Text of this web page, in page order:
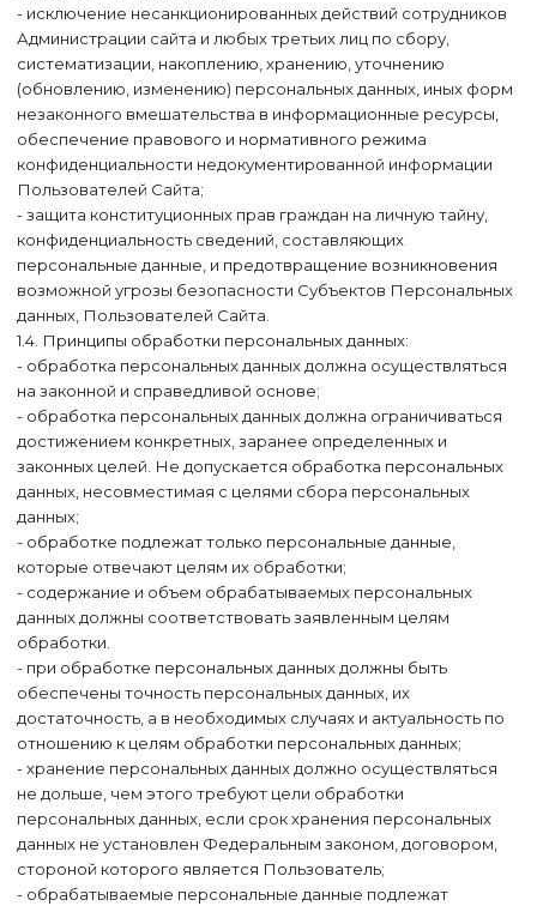
- исключение несанкционированных действий сотрудников
Администрации сайта и любых третьих лиц по сбору,
систематизации, накоплению, хранению, уточнению
(обновлению, изменению) персональных данных, иных форм
незаконного вмешательства в информационные ресурсы,
обеспечение правового и нормативного режима
конфиденциальности недокументированной информации
Пользователей Сайта;
- защита конституционных прав граждан на личную тайну,
конфиденциальность сведений, составляющих
персональные данные, и предотвращение возникновения
возможной угрозы безопасности Субъектов Персональных
данных, Пользователей Сайта.
1.4. Принципы обработки персональных данных:
- обработка персональных данных должна осуществляться
на законной и справедливой основе;
- обработка персональных данных должна ограничиваться
достижением конкретных, заранее определенных и
законных целей. Не допускается обработка персональных
данных, несовместимая с целями сбора персональных
данных;
- обработке подлежат только персональные данные,
которые отвечают целям их обработки;
- содержание и объем обрабатываемых персональных
данных должны соответствовать заявленным целям
обработки.
- при обработке персональных данных должны быть
обеспечены точность персональных данных, их
достаточность, а в необходимых случаях и актуальность по
отношению к целям обработки персональных данных;
- хранение персональных данных должно осуществляться
не дольше, чем этого требуют цели обработки
персональных данных, если срок хранения персональных
данных не установлен Федеральным законом, договором,
стороной которого является Пользователь;
- обрабатываемые персональные данные подлежат